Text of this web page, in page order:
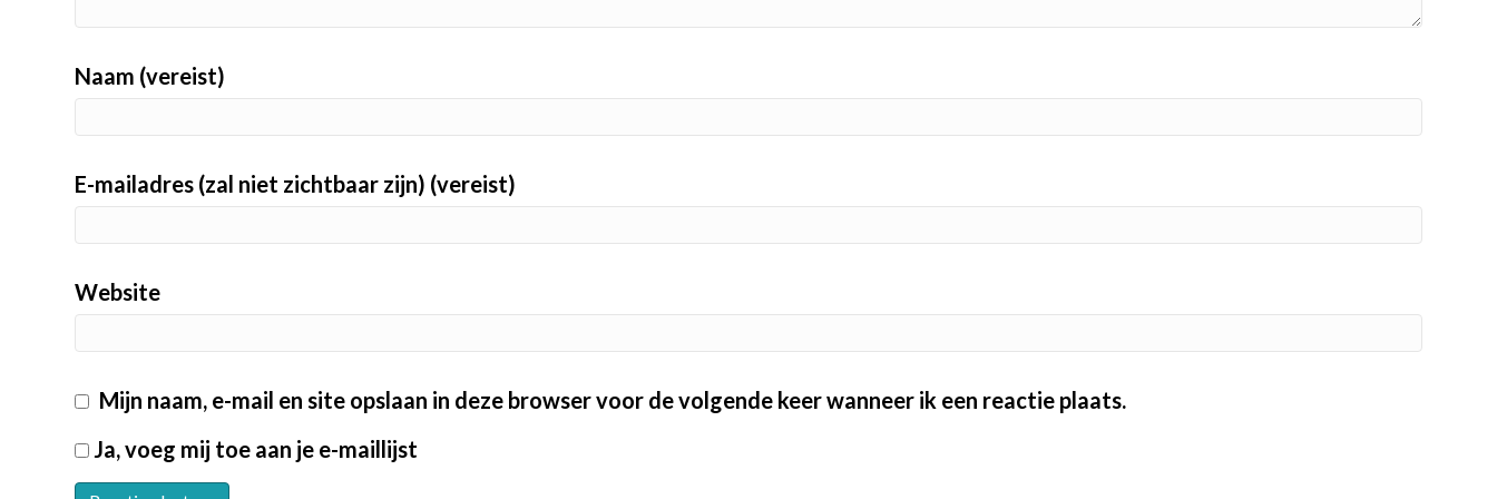
Naam (vereist)
E-mailadres (zal niet zichtbaar zijn) (vereist)
Website
Mijn naam, e-mail en site opslaan in deze browser voor de volgende keer wanneer ik een reactie plaats.
Ja, voeg mij toe aan je e-maillijst